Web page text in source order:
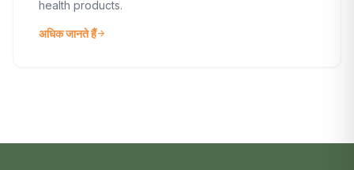
health products.
अधिक जानते हैंarrow_forward